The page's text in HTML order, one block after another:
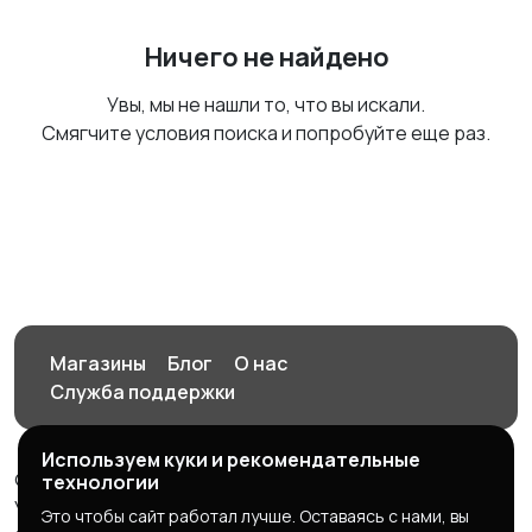
Ничего не найдено
Увы, мы не нашли то, что вы искали.
Смягчите условия поиска и попробуйте еще раз.
Магазины Блог
О нас
Служба поддержки
© 2026 Орен-АЙ - Авто | Недвижимость | Работа |
Услуги
Используем куки и рекомендательные
технологии
Это чтобы сайт работал лучше. Оставаясь с нами, вы